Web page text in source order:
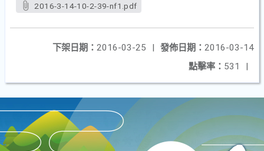
2016-3-14-10-2-39-nf1.pdf
發佈日期： 2016-03-14
下架日期： 2016-03-25
|
點擊率： 531 |